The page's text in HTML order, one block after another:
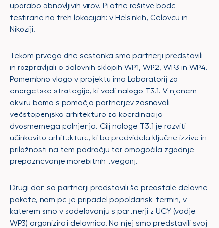
uporabo obnovljivih virov. Pilotne rešitve bodo
testirane na treh lokacijah: v Helsinkih, Celovcu in
Nikoziji.
Tekom prvega dne sestanka smo partnerji predstavili
in razpravljali o delovnih sklopih WP1, WP2, WP3 in WP4.
Pomembno vlogo v projektu ima Laboratorij za
energetske strategije, ki vodi nalogo T3.1. V njenem
okviru bomo s pomočjo partnerjev zasnovali
večstopenjsko arhitekturo za koordinacijo
dvosmernega polnjenja. Cilj naloge T3.1 je razviti
učinkovito arhitekturo, ki bo predvidela ključne izzive in
priložnosti na tem področju ter omogočila zgodnje
prepoznavanje morebitnih tveganj.
Drugi dan so partnerji predstavili še preostale delovne
pakete, nam pa je pripadel popoldanski termin, v
katerem smo v sodelovanju s partnerji z UCY (vodje
WP3) organizirali delavnico. Na njej smo predstavili svoj